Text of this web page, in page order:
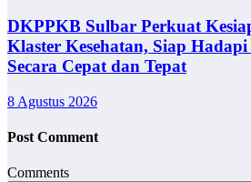
DKPPKB Sulbar Perkuat
Klaster Kesehatan, Siap
Secara Cepat dan Tepat
8 Agustus 2026
Post Comment
Comments